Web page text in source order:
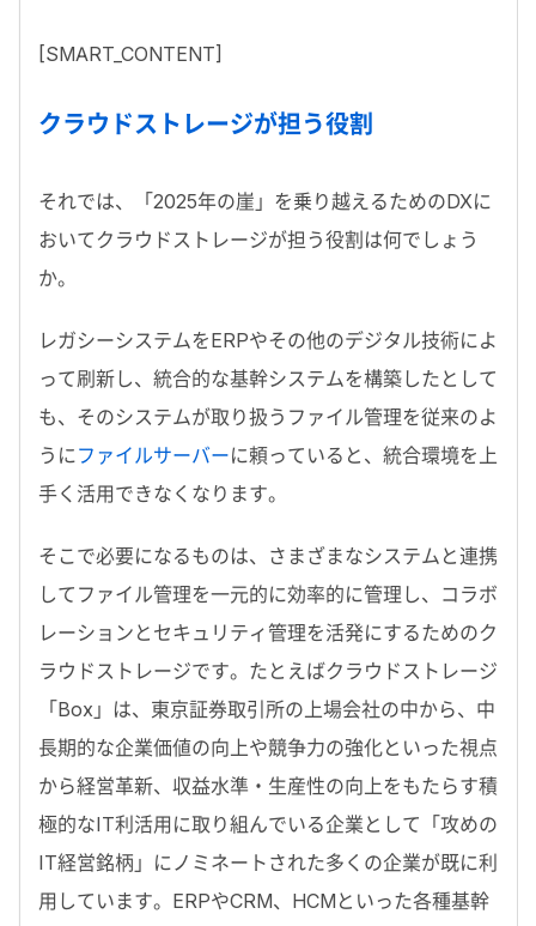
[SMART_CONTENT]
クラウドストレージが担う役割
それでは、「2025年の崖」を乗り越えるためのDXに
おいてクラウドストレージが担う役割は何でしょう
か。
レガシーシステムをERPやその他のデジタル技術によ
って刷新し、統合的な基幹システムを構築したとして
も、そのシステムが取り扱うファイル管理を従来のよ
うにファイルサーバーに頼っていると、統合環境を上
手く活用できなくなります。
そこで必要になるものは、さまざまなシステムと連携
してファイル管理を一元的に効率的に管理し、コラボ
レーションとセキュリティ管理を活発にするためのク
ラウドストレージです。たとえばクラウドストレージ
「Box」は、東京証券取引所の上場会社の中から、中
長期的な企業価値の向上や競争力の強化といった視点
から経営革新、収益水準・生産性の向上をもたらす積
極的なIT利活用に取り組んでいる企業として「攻めの
IT経営銘柄」にノミネートされた多くの企業が既に利
用しています。ERPやCRM、HCMといった各種基幹